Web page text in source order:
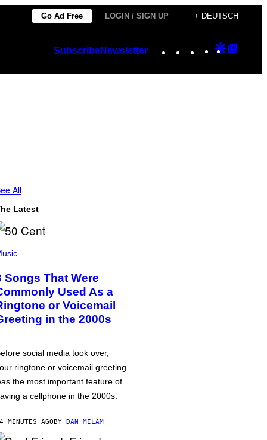
Go Ad Free LOGIN / SIGN UP + DEUTSCH
SubscribeNewsletter Instagram
TikTok
YouTube
Google
All
Latest
Songs That Were
Used As a
or Voicemail
in the 2000s
social media took over,
ringtone or voicemail greeting
the most important feature of
a cellphone in the 2000s.
MINUTES AGOBY DAN MILAM